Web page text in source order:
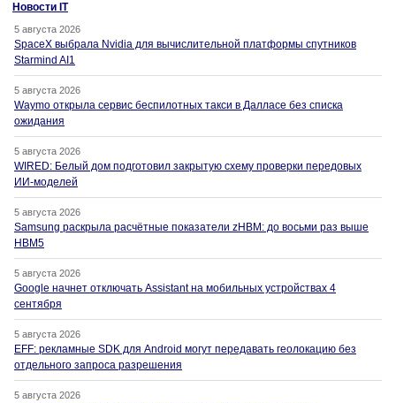
Новости IT
5 августа 2026
SpaceX выбрала Nvidia для вычислительной платформы спутников
Starmind AI1
5 августа 2026
Waymo открыла сервис беспилотных такси в Далласе без списка
ожидания
5 августа 2026
WIRED: Белый дом подготовил закрытую схему проверки передовых
ИИ-моделей
5 августа 2026
Samsung раскрыла расчётные показатели zHBM: до восьми раз выше
HBM5
5 августа 2026
Google начнет отключать Assistant на мобильных устройствах 4
сентября
5 августа 2026
EFF: рекламные SDK для Android могут передавать геолокацию без
отдельного запроса разрешения
5 августа 2026